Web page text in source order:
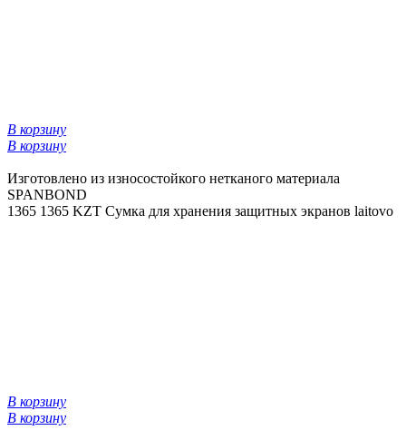
В корзину
В корзину
Изготовлено из износостойкого нетканого материала
SPANBOND
1365 1365 KZT Сумка для хранения защитных экранов laitovo
В корзину
В корзину